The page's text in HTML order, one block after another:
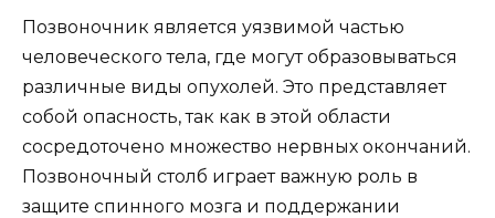
Позвоночник является уязвимой частью
человеческого тела, где могут образовываться
различные виды опухолей. Это представляет
собой опасность, так как в этой области
сосредоточено множество нервных окончаний.
Позвоночный столб играет важную роль в
защите спинного мозга и поддержании